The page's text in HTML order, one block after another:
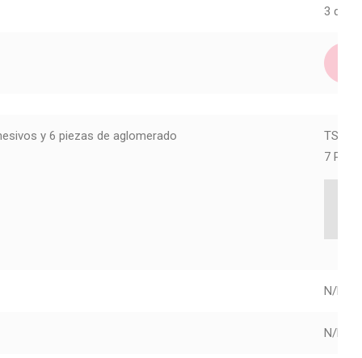
3
y 6 piezas de aglomerado
7
N/D
N/D